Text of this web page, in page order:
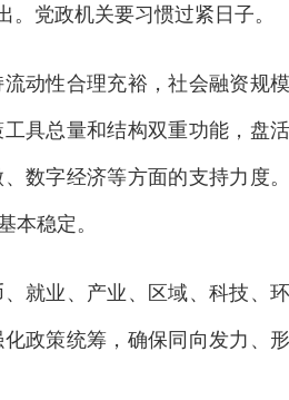
党政机关要习惯过紧日子。
性合理充裕，社会融资规
具总量和结构双重功能，盘
数字经济等方面的支持力度
本稳定。
业、产业、区域、科技、环
政策统筹，确保同向发力、